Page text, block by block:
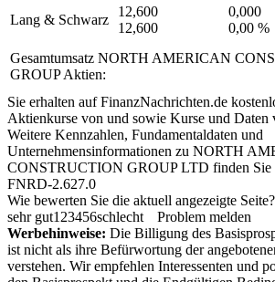
Lang & Schwarz
12,600
12,600
0,000
0,00 %
Gesamtumsatz NORTH AMERICAN
GROUP Aktien:
Sie erhalten auf FinanzNachrichten.de
Aktienkurse von und sowie Kurse und Daten
Weitere Kennzahlen, Fundamentaldaten und
Unternehmensinformationen zu NORTH
CONSTRUCTION GROUP LTD finden Sie
FNRD-2.627.0
Wie bewerten Sie die aktuell angezeigte Seite?
sehr gut1 23456schlecht
Problem melden
Werbehinweise: Die Billigung des
ist nicht als ihre Befürwortung der
verstehen. Wir empfehlen Interessenten und